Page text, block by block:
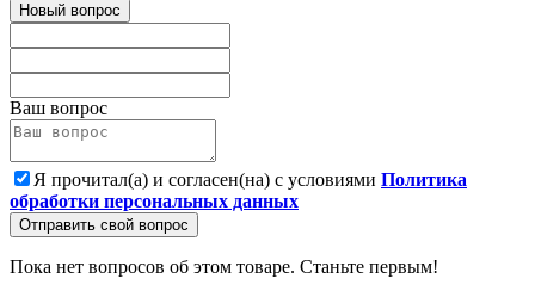
Новый вопрос
Ваш вопрос
Я прочитал(а) и согласен(на) с условиями Политика
обработки персональных данных
Отправить свой вопрос
Пока нет вопросов об этом товаре. Станьте первым!